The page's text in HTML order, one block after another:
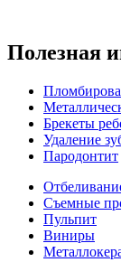
Полезная
Брекеты
Удаление
Пародонтит
Съемные
Пульпит
Виниры